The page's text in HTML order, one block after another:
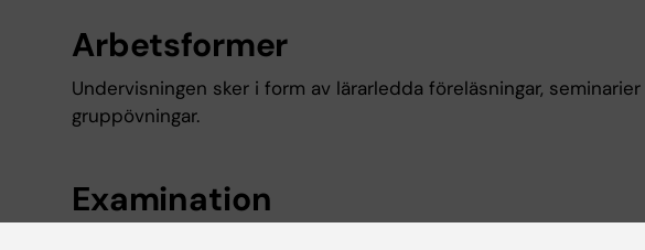
Arbetsformer
Undervisningen sker i form av lärarledda föreläsningar,
gruppövningar.
Examination